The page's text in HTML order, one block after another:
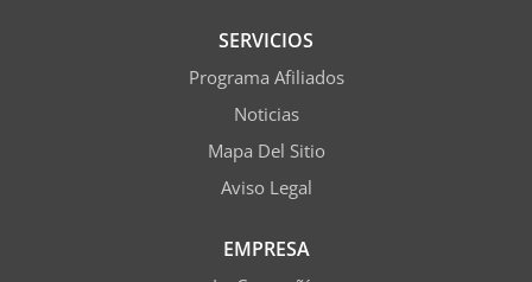
SERVICIOS
Programa Afiliados
Noticias
Mapa Del Sitio
Aviso Legal
EMPRESA